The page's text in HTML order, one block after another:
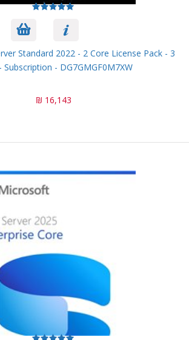
Standard 2022 - 2 Core License Pack - 3
Subscription - DG7GMGF0M7XW
16,143 ₪